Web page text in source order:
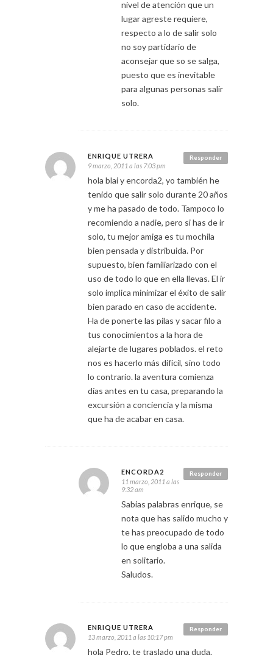
nivel de atención que un
lugar agreste requiere,
respecto a lo de salir solo
no soy partidario de
aconsejar que so se salga,
puesto que es inevitable
para algunas personas salir
solo.
Responder
ENRIQUE UTRERA
9 marzo, 2011 a las 7:03 pm
hola blai y encorda2, yo también he
tenido que salir solo durante 20 años
y me ha pasado de todo. Tampoco lo
recomiendo a nadie, pero si has de ir
solo, tu mejor amiga es tu mochila
bien pensada y distribuida. Por
supuesto, bien familiarizado con el
uso de todo lo que en ella llevas. El ir
solo implica minimizar el éxito de salir
bien parado en caso de accidente.
Ha de ponerte las pilas y sacar filo a
tus conocimientos a la hora de
alejarte de lugares poblados. el reto
nos es hacerlo más difícil, sino todo
lo contrario. la aventura comienza
días antes en tu casa, preparando la
excursión a conciencia y la misma
que ha de acabar en casa.
Responder
ENCORDA2
11 marzo, 2011 a las
9:32 am
Sabias palabras enrique, se
nota que has salido mucho y
te has preocupado de todo
lo que engloba a una salida
en solitario.
Saludos.
Responder
ENRIQUE UTRERA
13 marzo, 2011 a las 10:17 pm
hola Pedro, te traslado una duda.